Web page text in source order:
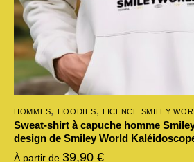
du
produit
HOMMES, HOODIES, LICENCE SMILEY
Sweat-shirt à capuche homme
design de Smiley World
À partir de 39,90 €